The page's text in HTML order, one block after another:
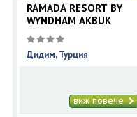
RAMADA RESORT BY
WYNDHAM AKBUK
Дидим, Турция
виж повече